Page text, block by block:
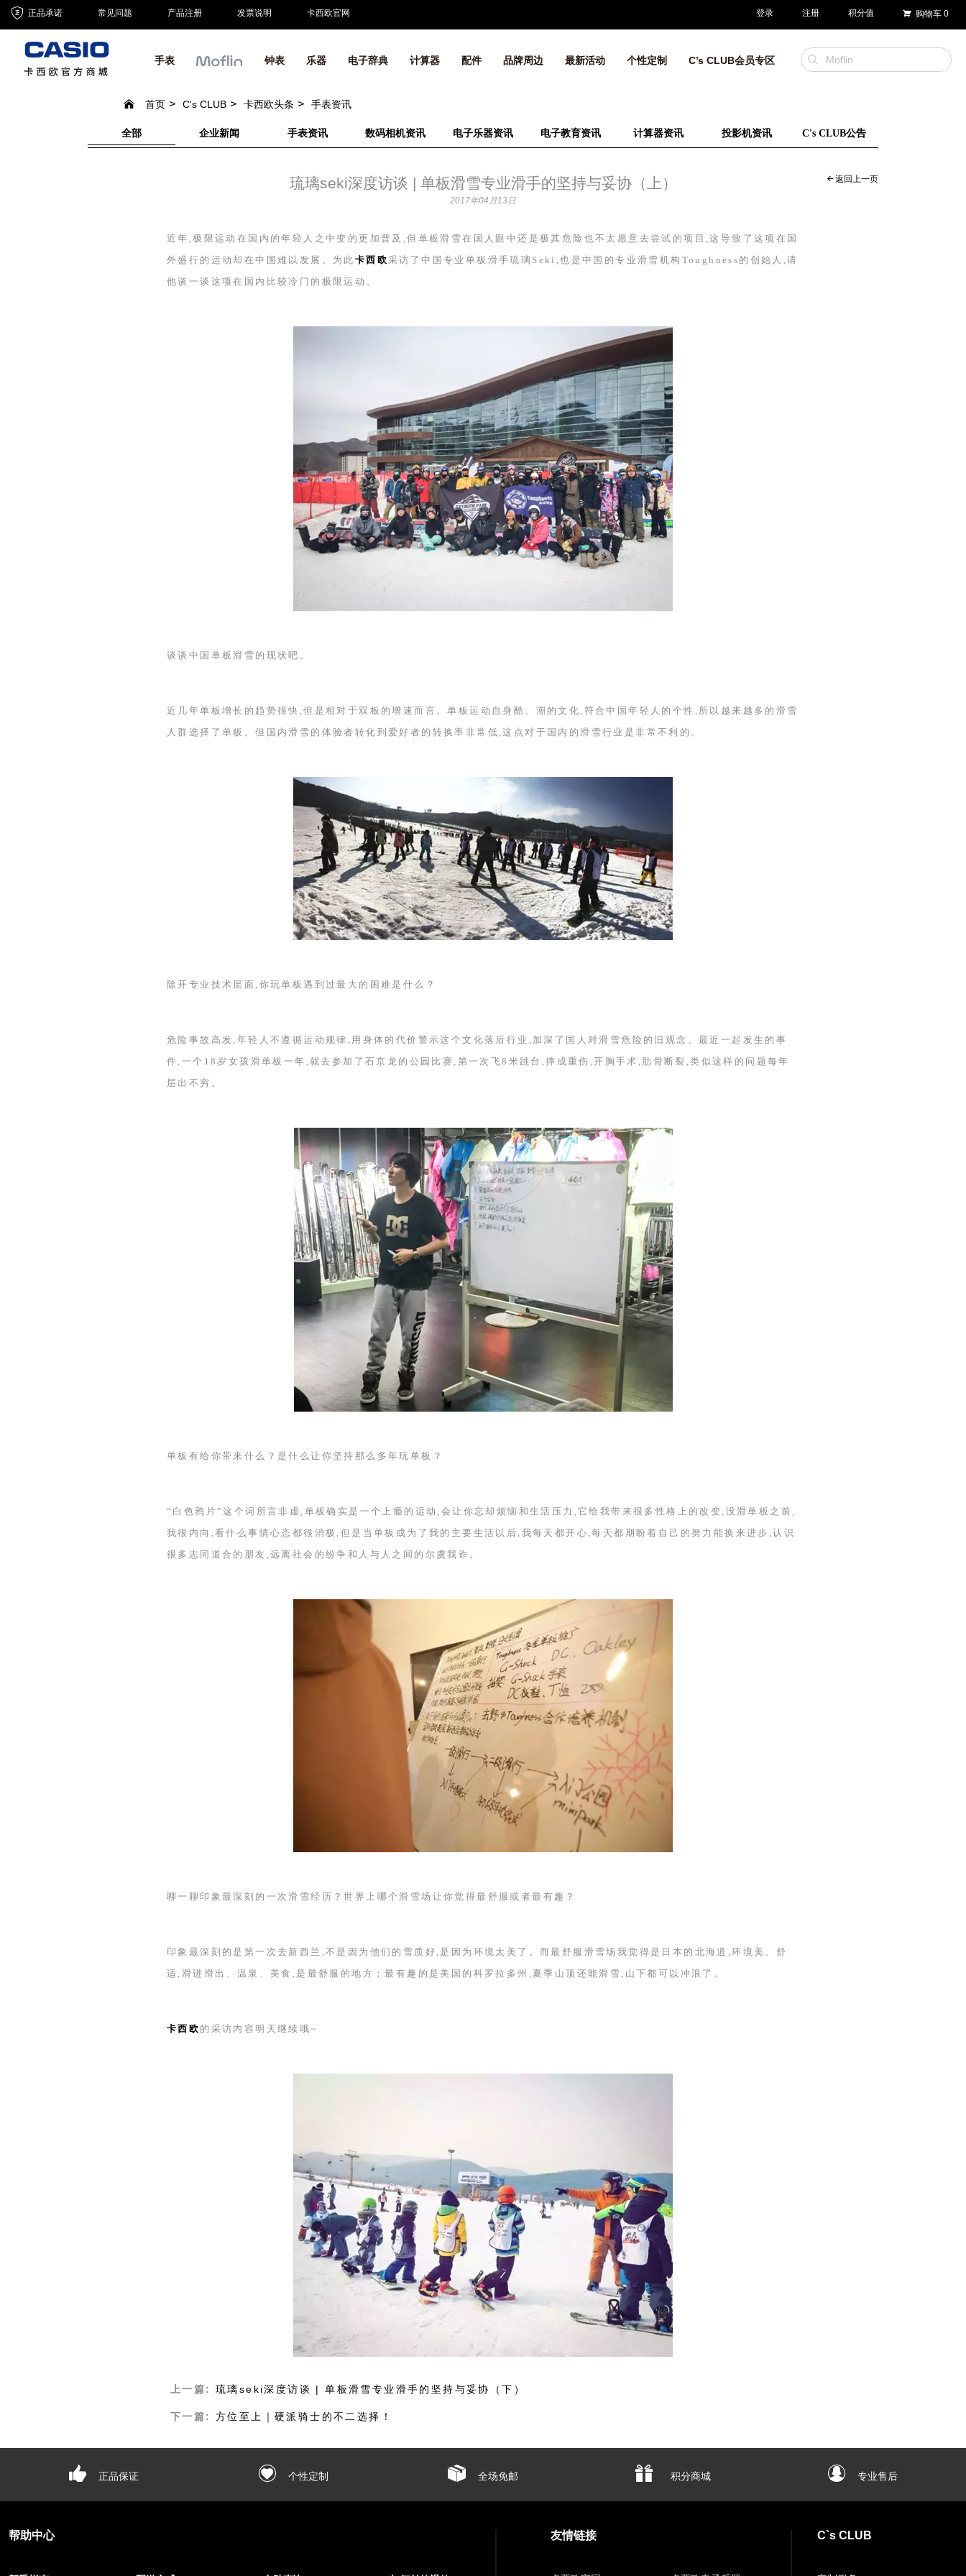
正品承诺 常见问题 产品注册 发票说明 卡西欧官网 登录 注册 积分值 购物车 0
手表 钟表 乐器 电子辞典 计算器 配件 品牌周边 最新活动 个性定制 C’s CLUB会员专区
首页 C's CLUB 卡西欧头条 手表资讯
全部 企业新闻 手表资讯 数码相机资讯 电子乐器资讯 电子教育资讯 计算器资讯 投影机资讯 C's CLUB公告
琉璃seki深度访谈 | 单板滑雪专业滑手的坚持与妥协（上） 返回上一页
2017年04月13日
近年,极限运动在国内的年轻人之中变的更加普及,但单板滑雪在国人眼中还是极其危险也不太愿意去尝试的项目,这导致了这项在国
外盛行的运动却在中国难以发展。为此 卡西欧采访了中国专业单板滑手琉璃 Seki ,也是中国的专业滑雪机构 Toughness 的创始人,请
他谈一谈这项在国内比较冷门的极限运动。
谈谈中国单板滑雪的现状吧。
近几年单板增长的趋势很快,但是相对于双板的增速而言。单板运动自身酷、潮的文化,符合中国年轻人的个性,所以越来越多的滑雪
人群选择了单板。但国内滑雪的体验者转化到爱好者的转换率非常低,这点对于国内的滑雪行业是非常不利的。
除开专业技术层面,你玩单板遇到过最大的困难是什么？
危险事故高发,年轻人不遵循运动规律,用身体的代价警示这个文化落后行业,加深了国人对滑雪危险的旧观念。最近一起发生的事
件,一个 18岁女孩滑单板一年,就去参加了石京龙的公园比赛,第一次飞8 米跳台,摔成重伤,开胸手术,肋骨断裂,类似这样的问题每年
层出不穷。
单板有给你带来什么？是什么让你坚持那么多年玩单板？
“白色鸦片”这个词所言非虚,单板确实是一个上瘾的运动,会让你忘却烦恼和生活压力,它给我带来很多性格上的改变,没滑单板之前,
我很内向,看什么事情心态都很消极,但是当单板成为了我的主要生活以后,我每天都开心,每天都期盼着自己的努力能换来进步,认识
很多志同道合的朋友,远离社会的纷争和人与人之间的尔虞我诈。
聊一聊印象最深刻的一次滑雪经历？世界上哪个滑雪场让你觉得最舒服或者最有趣？
印象最深刻的是第一次去新西兰,不是因为他们的雪质好,是因为环境太美了。而最舒服滑雪场我觉得是日本的北海道,环境美、舒
适,滑进滑出、温泉、美食,是最舒服的地方；最有趣的是美国的科罗拉多州,夏季山顶还能滑雪,山下都可以冲浪了。
卡西欧 的采访内容明天继续哦~
上一篇: 琉璃seki深度访谈 | 单板滑雪专业滑手的坚持与妥协（下）
下一篇: 方位至上｜硬派骑士的不二选择！
正品保证 个性定制 全场免邮 积分商城 专业售后
帮助中心 友情链接 C`s CLUB